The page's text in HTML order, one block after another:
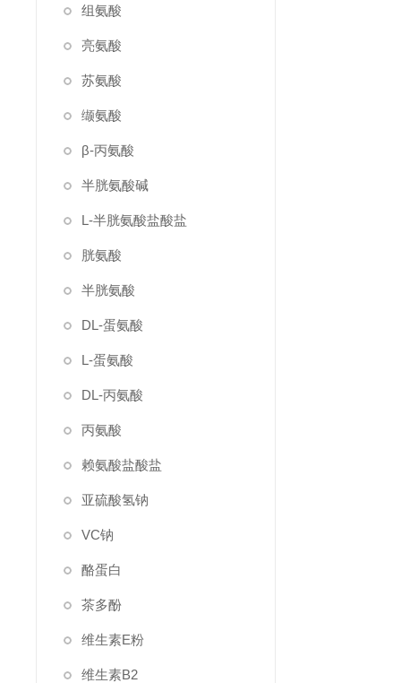
组氨酸
亮氨酸
苏氨酸
缬氨酸
β-丙氨酸
半胱氨酸碱
L-半胱氨酸盐酸盐
胱氨酸
半胱氨酸
DL-蛋氨酸
L-蛋氨酸
DL-丙氨酸
丙氨酸
赖氨酸盐酸盐
亚硫酸氢钠
VC钠
酪蛋白
茶多酚
维生素E粉
维生素B2